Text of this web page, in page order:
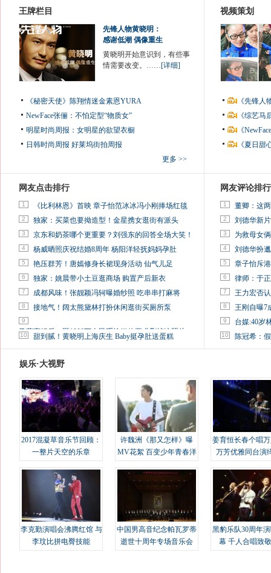
王牌栏目
先锋人物黄晓明：
感谢低潮 偶像重生
黄晓明开始意识到，有些事
情需要改变。……[详细]
《秘密天使》陈翔情迷金素恩YURA
NewFace张俪：不怕定型“物质女”
明星时尚周报：女明星的欲望衣橱
日韩时尚周报 好莱坞街拍周报
更多 >>
视频策划
《先锋
《综艺
《
《夏日
网友点击排行
1 《比利林恩》首映 章子怡范冰冰冯小刚捧场红毯
2 独家：买菜也要拗造型！金星携女逛街有派头
3 京东和奶茶哪个更重要？刘强东的回答全场大笑！
4 杨威晒照庆祝结婚8周年 杨阳洋轻抚妈妈孕肚
5 艳压群芳！唐嫣修身长裙现身活动 仙气儿足
6 独家：姚晨带小土豆逛商场 购置产后新衣
7 成都风味！张靓颖冯轲曝婚纱照 吃串串打麻将
8 接地气！阔太熊黛林打扮休闲逛街买厕所泵
9
马蓉离婚后，砸1000万人民币给媒体要求删掉这照片
10 甜到腻！黄晓明上海庆生 Baby挺孕肚送蛋糕
网友评论排行
1 董卿：这
2 刘德华新
3 为救母女
4 刘德华扮
5 章子怡斥
6 律师：于
7 王力宏否
8 王刚自曝7
9 台媒:40岁
10 陈冠希：
娱乐·大视野
2017混凝草音乐节回顾：
一整片天空的乐章
许魏洲《那又怎样》曝
MV花絮 百变少年青春洋
姜育恒长春个唱
万芳优雅同台演
李克勤演唱会沸腾红馆 与
李玟比拼电臀技能
中国男高音纪念帕瓦罗蒂
逝世十周年专场音乐会
黑豹乐队30周年
幕 千人合唱致